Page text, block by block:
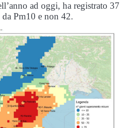
ad oggi, ha registrato 37
Pm10 e non 42.